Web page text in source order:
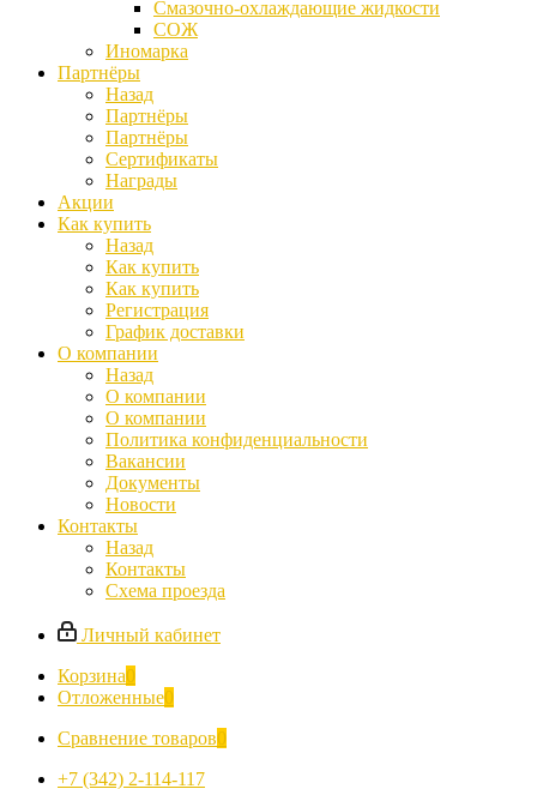
Смазочно-охлаждающие жидкости
СОЖ
Иномарка
Партнёры
Назад
Партнёры
Партнёры
Сертификаты
Награды
Акции
Как купить
Назад
Как купить
Как купить
Регистрация
График доставки
О компании
Назад
О компании
О компании
Политика конфиденциальности
Вакансии
Документы
Новости
Контакты
Назад
Контакты
Схема проезда
Личный кабинет
Корзина0
Отложенные0
Сравнение товаров0
+7 (342) 2-114-117